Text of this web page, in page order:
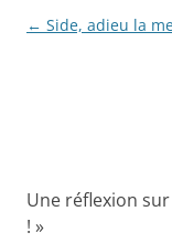
Navigation
← Side, adieu la
Une réflexion sur
! »